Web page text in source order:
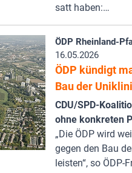
satt haben:…
ÖDP Rheinland-
16.05.2026
ÖDP kündigt
Bau der
CDU/SPD-
ohne konkreten
„Die ÖDP wird
gegen den Bau
leisten“, so ÖDP-